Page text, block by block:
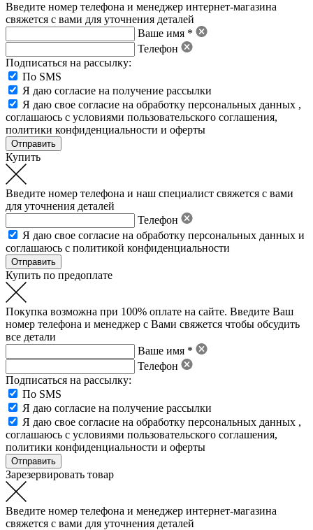
Введите номер телефона и менеджер интернет-магазина
свяжется с вами для уточнения деталей
Ваше имя *
Телефон
Подписаться на рассылку:
По SMS
Я даю согласие на получение рассылки
Я даю свое согласие на обработку персональных данных ,
соглашаюсь с условиями пользовательского соглашения,
политики конфиденциальности и оферты
Купить
Введите номер телефона и наш специалист свяжется с вами
для уточнения деталей
Телефон
Я даю свое согласие на обработку персональных данных и
соглашаюсь с политикой конфиденциальности
Купить по предоплате
Покупка возможна при 100% оплате на сайте. Введите Ваш
номер телефона и менеджер с Вами свяжется чтобы обсудить
все детали
Ваше имя *
Телефон
Подписаться на рассылку:
По SMS
Я даю согласие на получение рассылки
Я даю свое согласие на обработку персональных данных ,
соглашаюсь с условиями пользовательского соглашения,
политики конфиденциальности и оферты
Зарезервировать товар
Введите номер телефона и менеджер интернет-магазина
свяжется с вами для уточнения деталей